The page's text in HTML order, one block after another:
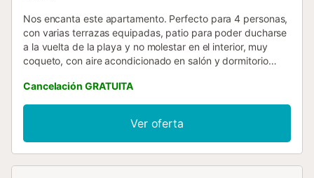
Nos encanta este apartamento. Perfecto para 4 personas,
con varias terrazas equipadas, patio para poder ducharse
a la vuelta de la playa y no molestar en el interior, muy
coqueto, con aire acondicionado en salón y dormitorio
de la playa, a pocos metros de un restaurante y un
parque, cerca de Ciutadella y en una zona muy cómoda!
Diseñado para tus vacaciones, para la comodidad del
verano y de una estancia perfecta! ¡Esperamos tu visita!
Información adicional : Piscina comunitaria Servicios
Cancelación GRATUITA
Ver oferta